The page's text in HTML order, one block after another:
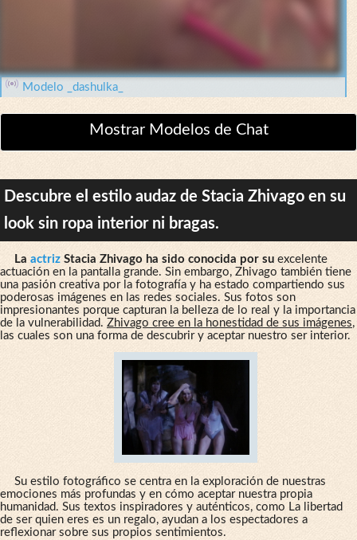
Modelo _dashulka_
Mostrar Modelos de Chat
Descubre el estilo audaz de Stacia Zhivago en su
look sin ropa interior ni bragas.
La actrizStacia Zhivago ha sido conocida por suexcelente
actuación en la pantalla grande. Sin embargo, Zhivago también tiene
una pasión creativa por la fotografía y ha estado compartiendo sus
poderosas imágenes en las redes sociales. Sus fotos son
impresionantes porque capturan la belleza de lo real y la importancia
de la vulnerabilidad. Zhivago cree en la honestidad de sus imágenes,
las cuales son una forma de descubrir y aceptar nuestro ser interior.
Su estilo fotográfico se centra en la exploración de nuestras
emociones más profundas y en cómo aceptar nuestra propia
humanidad. Sus textos inspiradores y auténticos, como La libertad
de ser quien eres es un regalo, ayudan a los espectadores a
reflexionar sobre sus propios sentimientos.